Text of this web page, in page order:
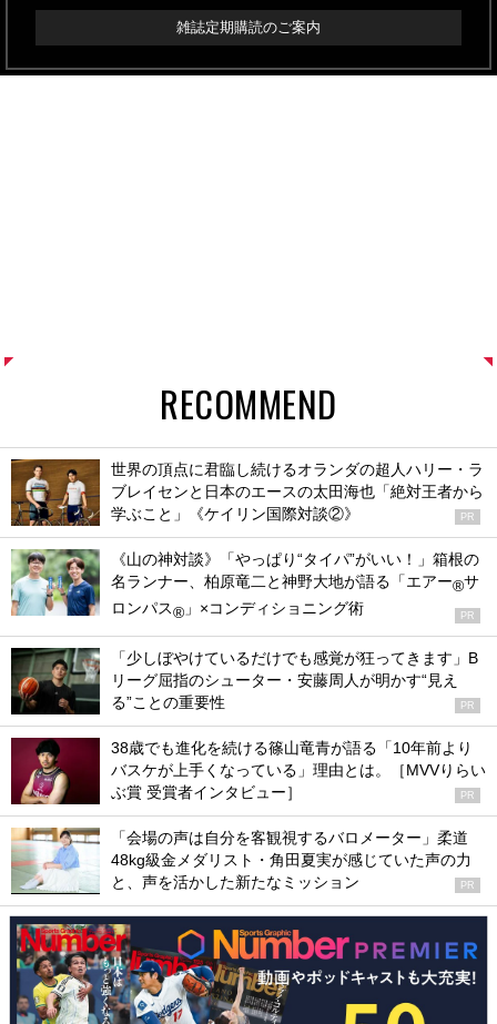
雑誌定期購読のご案内
RECOMMEND
世界の頂点に君臨し続けるオランダの超人ハリー・ラ
ブレイセンと日本のエースの太田海也「絶対王者から
学ぶこと」《ケイリン国際対談②》
PR
《山の神対談》「やっぱり“タイパ”がいい！」箱根の
名ランナー、柏原竜二と神野大地が語る「エアー®サ
ロンパス® 」×コンディショニング術 PR
「少しぼやけているだけでも感覚が狂ってきます」B
リーグ屈指のシューター・安藤周人が明かす“見え
る”ことの重要性
PR
38歳でも進化を続ける篠山竜青が語る「10年前より
バスケが上手くなっている」理由とは。［MVVりらい
ぶ賞 受賞者インタビュー］
PR
「会場の声は自分を客観視するバロメーター」柔道
48kg級金メダリスト・角田夏実が感じていた声の力
と、声を活かした新たなミッション
PR